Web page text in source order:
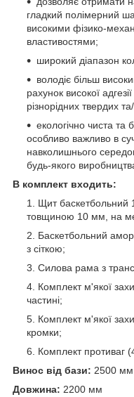
гладкий полімерний
високими фізико-
властивостями;
широкий діапазон
володіє більш
рахунок високої
різнорідних твердих
екологічно чиста та
особливо важливо в
навколишнього
будь-якого
В комплект входить:
Щит баскетбольний
товщиною 10 мм, на
Баскетбольний
з сіткою;
Силова рама з
Комплект м'якої
частині;
Комплект м'якої
кромки;
Комплект противаг
Винос від бази: 2500 мм
Довжина: 2200 мм